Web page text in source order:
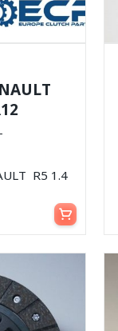
R5 1.4
Aggiungi al carrello